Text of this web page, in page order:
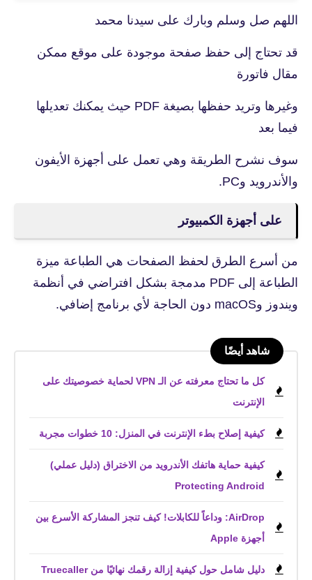
اللهم صل وسلم وبارك على سيدنا محمد
قد تحتاج إلى حفظ صفحة موجودة على موقع ممكن
مقال فاتورة
وغيرها وتريد حفظها بصيغة PDF حيث يمكنك تعديلها
فيما بعد
سوف نشرح الطريقة وهي تعمل على أجهزة الأيفون
والأندرويد وPC.
على أجهزة الكمبيوتر
من أسرع الطرق لحفظ الصفحات هي الطباعة ميزة
الطباعة إلى PDF مدمجة بشكل افتراضي في أنظمة
ويندوز وmacOS دون الحاجة لأي برنامج إضافي.
شاهد أيضًا
كل ما تحتاج معرفته عن الـ VPN لحماية خصوصيتك على
الإنترنت
كيفية إصلاح بطء الإنترنت في المنزل: 10 خطوات مجربة
كيفية حماية هاتفك الأندرويد من الاختراق (دليل عملي)
Protecting Android
AirDrop: وداعاً للكابلات! كيف تنجز المشاركة الأسرع بين
أجهزة Apple
دليل شامل حول كيفية إزالة رقمك نهائيًا من Truecaller